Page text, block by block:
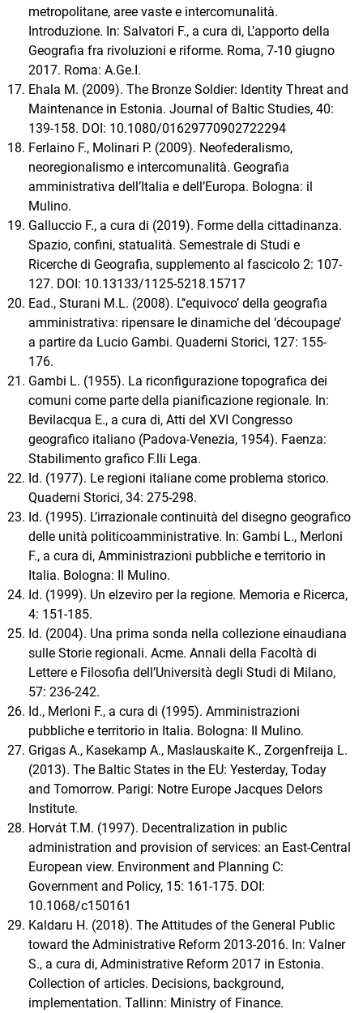
metropolitane, aree vaste e intercomunalità.
Introduzione. In: Salvatori F., a cura di, L’apporto della
Geografia fra rivoluzioni e riforme. Roma, 7-10 giugno
2017. Roma: A.Ge.I.
Ehala M. (2009). The Bronze Soldier: Identity Threat and
Maintenance in Estonia. Journal of Baltic Studies, 40:
139-158. DOI: 10.1080/01629770902722294
Ferlaino F., Molinari P. (2009). Neofederalismo,
neoregionalismo e intercomunalità. Geografia
amministrativa dell’Italia e dell’Europa. Bologna: il
Mulino.
Galluccio F., a cura di (2019). Forme della cittadinanza.
Spazio, confini, statualità. Semestrale di Studi e
Ricerche di Geografia, supplemento al fascicolo 2: 107-
127. DOI: 10.13133/1125-5218.15717
Ead., Sturani M.L. (2008). L’‘equivoco’ della geografia
amministrativa: ripensare le dinamiche del ‘découpage’
a partire da Lucio Gambi. Quaderni Storici, 127: 155-
176.
Gambi L. (1955). La riconfigurazione topografica dei
comuni come parte della pianificazione regionale. In:
Bevilacqua E., a cura di, Atti del XVI Congresso
geografico italiano (Padova-Venezia, 1954). Faenza:
Stabilimento grafico F.lli Lega.
Id. (1977). Le regioni italiane come problema storico.
Quaderni Storici, 34: 275-298.
Id. (1995). L’irrazionale continuità del disegno geografico
delle unità politicoamministrative. In: Gambi L., Merloni
F., a cura di, Amministrazioni pubbliche e territorio in
Italia. Bologna: Il Mulino.
Id. (1999). Un elzeviro per la regione. Memoria e Ricerca,
4: 151-185.
Id. (2004). Una prima sonda nella collezione einaudiana
sulle Storie regionali. Acme. Annali della Facoltà di
Lettere e Filosofia dell’Università degli Studi di Milano,
57: 236-242.
Id., Merloni F., a cura di (1995). Amministrazioni
pubbliche e territorio in Italia. Bologna: Il Mulino.
Grigas A., Kasekamp A., Maslauskaite K., Zorgenfreija L.
(2013). The Baltic States in the EU: Yesterday, Today
and Tomorrow. Parigi: Notre Europe Jacques Delors
Institute.
Horvát T.M. (1997). Decentralization in public
administration and provision of services: an East-Central
European view. Environment and Planning C:
Government and Policy, 15: 161-175. DOI:
10.1068/c150161
Kaldaru H. (2018). The Attitudes of the General Public
toward the Administrative Reform 2013-2016. In: Valner
S., a cura di, Administrative Reform 2017 in Estonia.
Collection of articles. Decisions, background,
implementation. Tallinn: Ministry of Finance.